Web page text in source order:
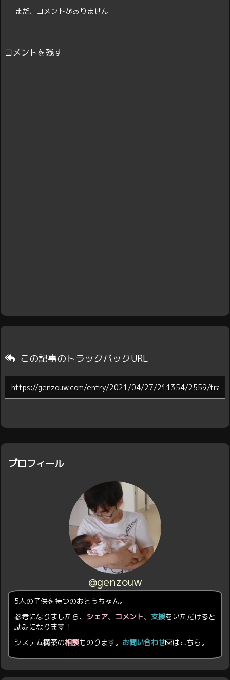
まだ、コメントがありません
コメントを残す
この記事のトラックバックURL
プロフィール
@genzouw
5人の子供を持つのおとうちゃん。
参考になりましたら、 シェア、 コメント、 支援をいただけると
励みになります！
システム構築の相談ものります。 お問い合わせ はこちら。